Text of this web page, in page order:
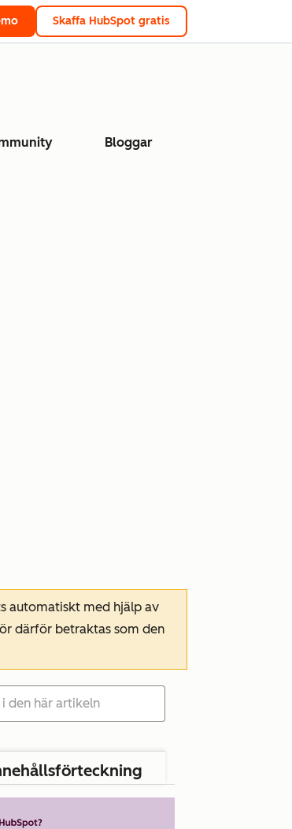
Skaffa HubSpot gratis
Bloggar
automatiskt med hjälp av
därför betraktas som den